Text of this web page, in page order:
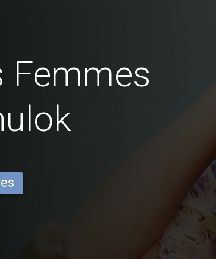
Femmes